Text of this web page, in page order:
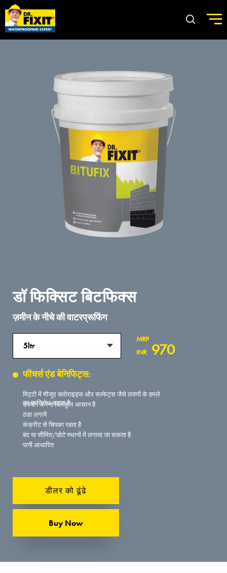
डॉ फिक्सिट बिटफिक्स
ज़मीन के नीचे की वाटरप्रूफिंग
5ltr
MRP
INR
970
फीचर्स एंड बेनिफिट्स:
मिट्टी में मौजूद क्लोराइड्स और सल्फेट्स जैसे लवणों के हमले
का प्रतिरोध करता है
उपयोग करना बिलकुल आसान है
ठंडा लगायें
कंक्रीट से चिपका रहता है
बंद या सीमित/छोटे स्थानों में लगाया जा सकता है
पानी आधारित
डीलर को ढूंढे
Buy Now